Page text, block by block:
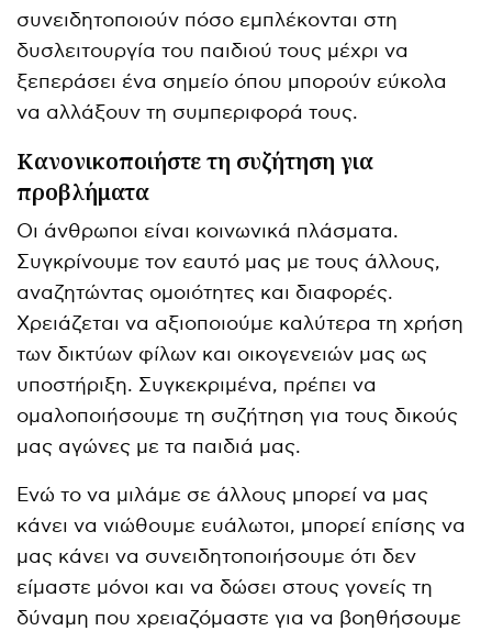
συνειδητοποιούν πόσο εμπλέκονται στη
δυσλειτουργία του παιδιού τους μέχρι να
ξεπεράσει ένα σημείο όπου μπορούν εύκολα
να αλλάξουν τη συμπεριφορά τους.
Κανονικοποιήστε τη συζήτηση για
προβλήματα
Οι άνθρωποι είναι κοινωνικά πλάσματα.
Συγκρίνουμε τον εαυτό μας με τους άλλους,
αναζητώντας ομοιότητες και διαφορές.
Χρειάζεται να αξιοποιούμε καλύτερα τη χρήση
των δικτύων φίλων και οικογενειών μας ως
υποστήριξη. Συγκεκριμένα, πρέπει να
ομαλοποιήσουμε τη συζήτηση για τους δικούς
μας αγώνες με τα παιδιά μας.
Ενώ το να μιλάμε σε άλλους μπορεί να μας
κάνει να νιώθουμε ευάλωτοι, μπορεί επίσης να
μας κάνει να συνειδητοποιήσουμε ότι δεν
είμαστε μόνοι και να δώσει στους γονείς τη
δύναμη που χρειαζόμαστε για να βοηθήσουμε